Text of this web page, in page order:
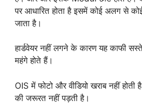
पर आधारित होता है इसमें कोई अलग से कोई
जाता है।
हार्डवेयर नहीं लगने के कारण यह काफी
महंगे होते हैं।
OIS में फोटो और वीडियो खराब नहीं होती
की जरूरत नहीं पड़ती है।